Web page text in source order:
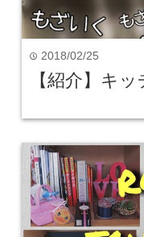
time 2018/02/25
【紹介】キ